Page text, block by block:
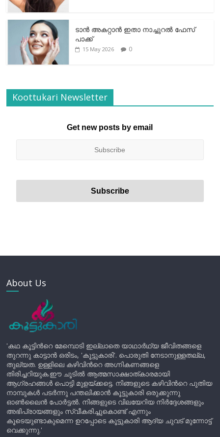
ടാന്‍ അകറ്റാന്‍ ഇതാ നാച്ചുറല്‍ ഫേസ്
പാക്ക്
15 May 2026 0
Koottukari Newsletter
Get new posts by email
About Us
'കഥ കൂട്ടിന്‍റെ മേമ്പൊടി ഇല്ലാതെ യാഥാർഥ്യ ജീവിതങ്ങളെ
തുറന്നു കാട്ടാൻ ഒരിടം, 'കൂട്ടുകാരി'. പൊരുതി നേടാനുള്ളതല്ല,
തുല്യത. ഉള്ളിലെ കഴിവിന്‍റെ അഗ്നികണങ്ങളെ
തിരിച്ചറിയുക.ഈ ചൂടിൽ ആത്മസാക്ഷാത്കാരമായി
ആഗ്രഹങ്ങൾ പൊട്ടി മുളയ്ക്കട്ടെ. നിങ്ങളുടെ കഴിവിന്‍റെ പുതിയ
നാമ്പുകൾ പടർന്നു പന്തലിക്കാൻ കൂട്ടുകാരി ഒരുക്കുന്നു
ഓൺലൈൻ പോർട്ടൽ. നിങ്ങളുടെ വിലയേറിയ നിർദ്ദേശങ്ങളും
അഭിപ്രായങ്ങളും സ്വീകരിച്ചുകൊണ്ട് എന്നും
കൂടെയുണ്ടാകുമെന്ന ഉറപ്പോടെ കൂട്ടുകാരി ആദ്യ ചുവട് മുന്നോട്ട്
വെക്കുന്നു.'